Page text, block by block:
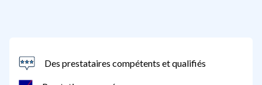
Des prestataires compétents et qualifiés